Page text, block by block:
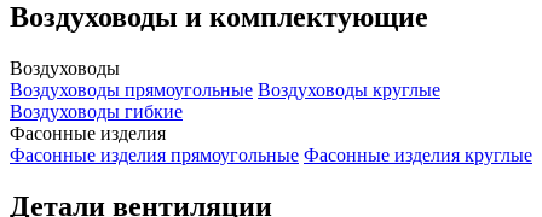
Воздуховоды и комплектующие
Воздуховоды
Воздуховоды прямоугольные Воздуховоды круглые
Воздуховоды гибкие
Фасонные изделия
Фасонные изделия прямоугольные Фасонные изделия круглые
Детали вентиляции